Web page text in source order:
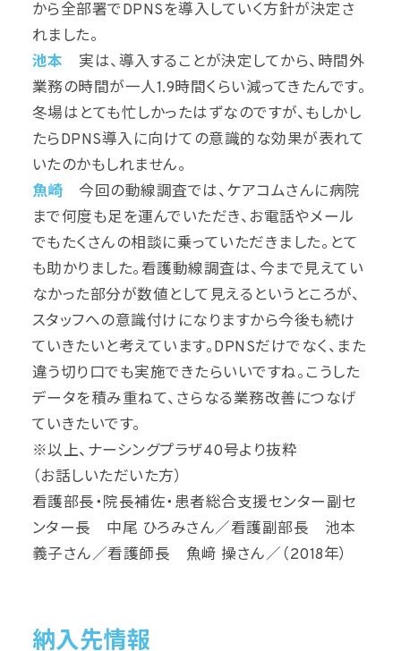
から全部署でDPNSを導入していく方針が決定さ
れました。
池本 実は、導入することが決定してから、時間外
業務の時間が一人1.9時間くらい減ってきたんです。
冬場はとても忙しかったはずなのですが、もしかし
たらDPNS導入に向けての意識的な効果が表れて
いたのかもしれません。
魚崎 今回の動線調査では、ケアコムさんに病院
まで何度も足を運んでいただき、お電話やメール
でもたくさんの相談に乗っていただきました。とて
も助かりました。看護動線調査は、今まで見えてい
なかった部分が数値として見えるというところが、
スタッフへの意識付けになりますから今後も続け
ていきたいと考えています。DPNSだけでなく、また
違う切り口でも実施できたらいいですね。こうした
データを積み重ねて、さらなる業務改善につなげ
ていきたいです。
※以上、ナーシングプラザ40号より抜粋
（お話しいただいた方）
看護部長・院長補佐・患者総合支援センター副セ
ンター長 中尾 ひろみさん／看護副部長 池本
義子さん／看護師長 魚﨑 操さん／（2018年）
納入先情報